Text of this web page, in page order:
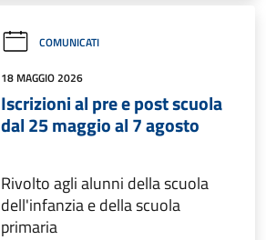
COMUNICATI
18 MAGGIO 2026
Iscrizioni al pre e post scuola
dal 25 maggio al 7 agosto
Rivolto agli alunni della scuola
dell'infanzia e della scuola
primaria